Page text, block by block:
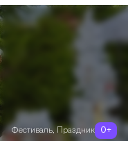
Фестиваль, Праздник 0+